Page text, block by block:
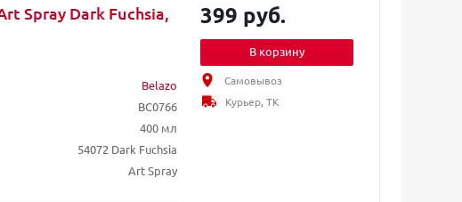
Spray Dark Fuchsia,
Belazo
BC0766
400 мл
54072 Dark Fuchsia
Art Spray
399 руб.
В корзину
Самовывоз
Курьер, ТК